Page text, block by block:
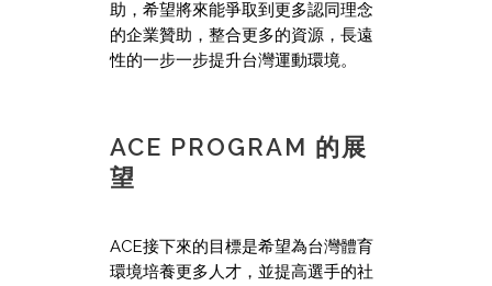
助，希望將來能爭取到更多認同理念
的企業贊助，整合更多的資源，長遠
性的一步一步提升台灣運動環境。
ACE PROGRAM 的展
望
ACE接下來的目標是希望為台灣體育
環境培養更多人才，並提高選手的社